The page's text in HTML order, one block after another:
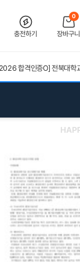
충전하기
0
장바구니
수질환경기사 필기 총정리본